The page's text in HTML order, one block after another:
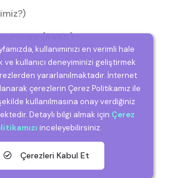
(KVKK)
kullanımınızı en verimli hale
ve kullanıcı deneyiminizi geliştirmek
yararlanılmaktadır. İnternet
çerezlerin Çerez Politikamız ile
kullanılmasına onay verdiğiniz
Detaylı bilgi almak için Çerez
inceleyebilirsiniz.
Çerezleri Kabul Et